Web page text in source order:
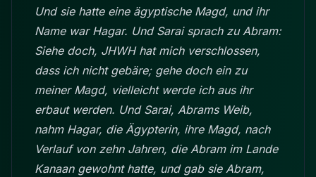
Und sie hatte eine ägyptische Magd, und ihr
Name war Hagar. Und Sarai sprach zu Abram:
Siehe doch, JHWH hat mich verschlossen,
dass ich nicht gebäre; gehe doch ein zu
meiner Magd, vielleicht werde ich aus ihr
erbaut werden. Und Sarai, Abrams Weib,
nahm Hagar, die Ägypterin, ihre Magd, nach
Verlauf von zehn Jahren, die Abram im Lande
Kanaan gewohnt hatte, und gab sie Abram,